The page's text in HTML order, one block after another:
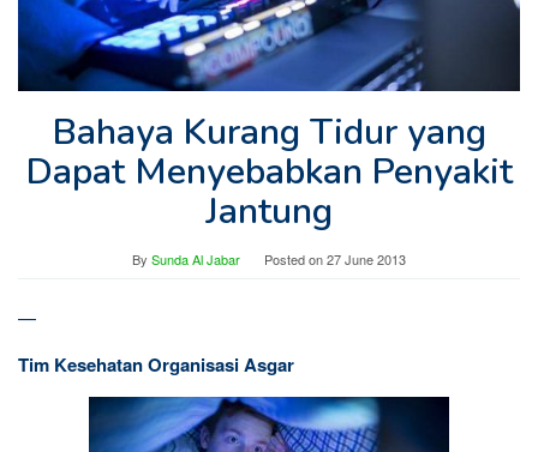
Bahaya Kurang Tidur yang
Dapat Menyebabkan Penyakit
Jantung
By Sunda Al Jabar Posted on27 June 2013
—
Tim Kesehatan Organisasi Asgar